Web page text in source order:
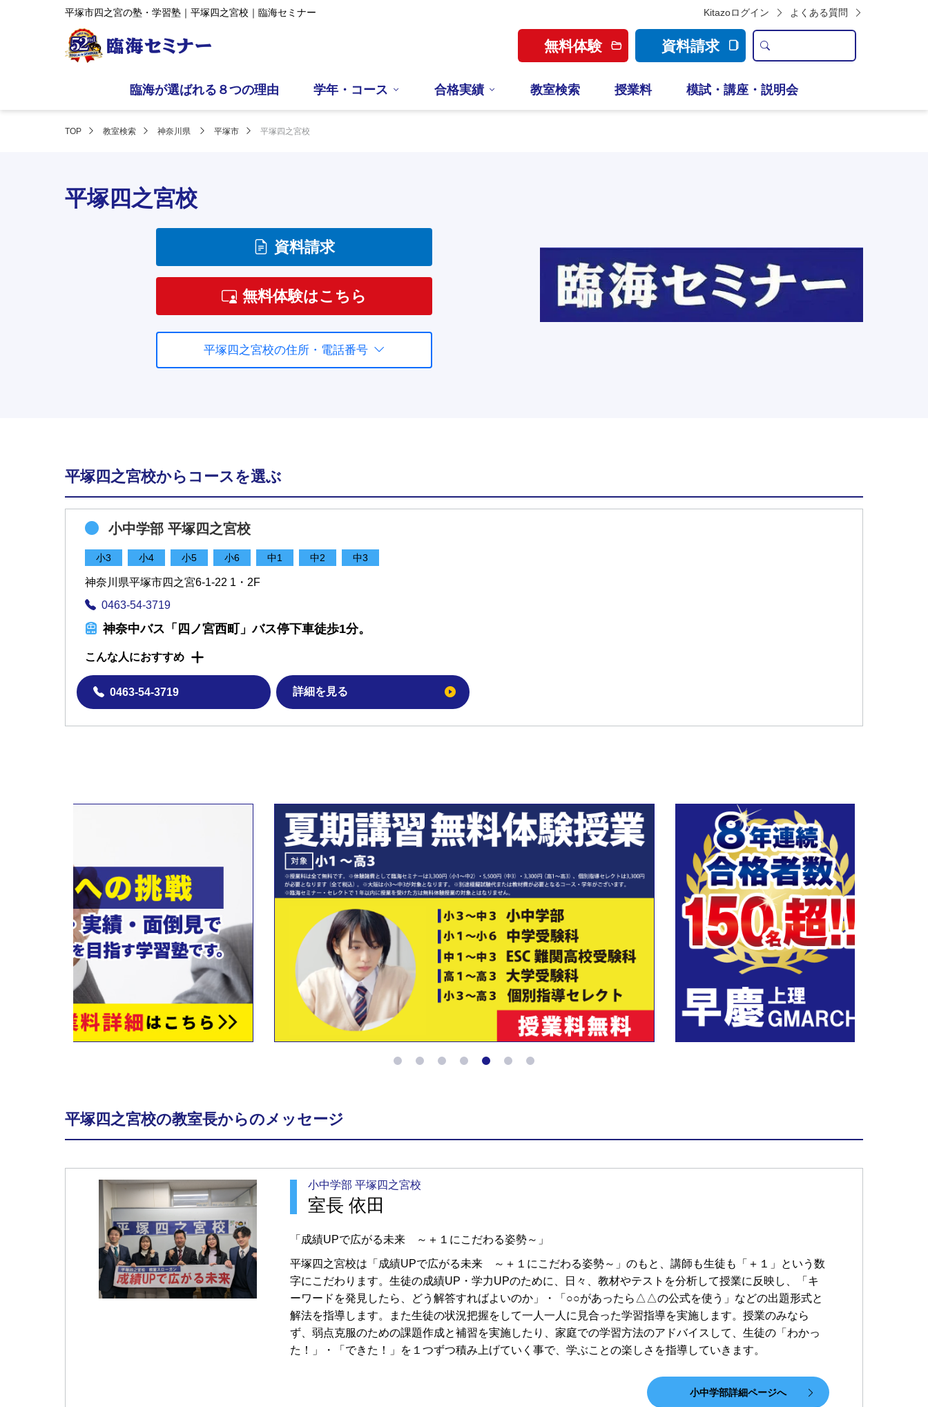
平塚市四之宮の塾・学習塾｜平塚四之宮校｜臨海セミナー Kitazoログイン よくある質問
無料体験 資料請求
臨海が選ばれる８つの理由 学年・コース 合格実績 教室検索 授業料 模試・講座・説明会
TOP 教室検索 神奈川県 平塚市 平塚四之宮校
平塚四之宮校
資料請求
無料体験はこちら
平塚四之宮校の住所・電話番号
平塚四之宮校からコースを選ぶ
小中学部 平塚四之宮校
小3 小4 小5 小6 中1 中2 中3
神奈川県平塚市四之宮6-1-22 1・2F
0463-54-3719
神奈中バス「四ノ宮西町」バス停下車徒歩1分。
こんな人におすすめ
0463-54-3719 詳細を見る
平塚四之宮校の教室長からのメッセージ
小中学部 平塚四之宮校
室長 依田
「成績UPで広がる未来 ～＋１にこだわる姿勢～」
平塚四之宮校は「成績UPで広がる未来 ～＋１にこだわる姿勢～」のもと、講師も生徒も「＋１」という数
字にこだわります。生徒の成績UP・学力UPのために、日々、教材やテストを分析して授業に反映し、「キ
ーワードを発見したら、どう解答すればよいのか」・「○○があったら△△の公式を使う」などの出題形式と
解法を指導します。また生徒の状況把握をして一人一人に見合った学習指導を実施します。授業のみなら
ず、弱点克服のための課題作成と補習を実施したり、家庭での学習方法のアドバイスして、生徒の「わかっ
た！」・「できた！」を１つずつ積み上げていく事で、学ぶことの楽しさを指導していきます。
小中学部詳細ページへ